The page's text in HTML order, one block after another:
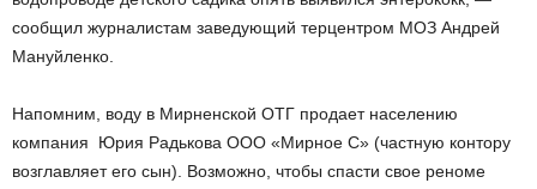
сообщил журналистам заведующий терцентром МОЗ Андрей
Мануйленко.
Напомним, воду в Мирненской ОТГ продает населению
компания Юрия Радькова ООО «Мирное С» (частную контору
возглавляет его сын). Возможно, чтобы спасти свое реноме